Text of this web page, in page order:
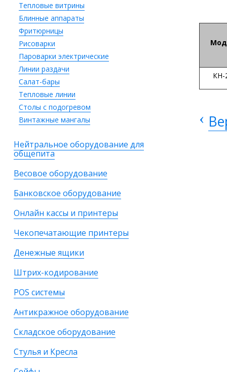
Тепловые витрины
Блинные аппараты
Фритюрницы
Рисоварки
Пароварки электрические
Линии раздачи
Салат-бары
Тепловые линии
Столы с подогревом
Винтажные мангалы
Нейтральное оборудование для
общепита
Весовое оборудование
Банковское оборудование
Онлайн кассы и принтеры
Чекопечатающие принтеры
Денежные ящики
Штрих-кодирование
POS системы
Антикражное оборудование
Складское оборудование
Стулья и Кресла
КН-
‹